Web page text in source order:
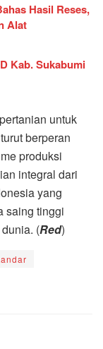
Hasil Reses,
Alat
Kab. Sukabumi
untuk
berperan
produksi
integral dari
yang
saing tinggi
(Red)